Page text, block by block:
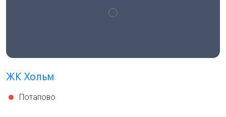
ЖК Хольм
Потапово